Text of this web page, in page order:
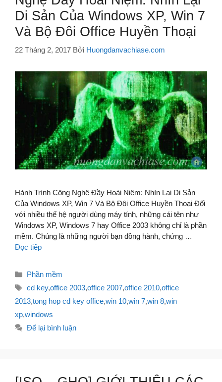
Di Sản Của Windows XP, Win 7
Và Bộ Đôi Office Huyền Thoại
22 Tháng 2, 2017 Bởi Huongdanvachiase.com
Hành Trình Công Nghệ Đầy Hoài Niệm: Nhìn Lại Di Sản
Của Windows XP, Win 7 Và Bộ Đôi Office Huyền Thoại Đối
với nhiều thế hệ người dùng máy tính, những cái tên như
Windows XP, Windows 7 hay Office 2003 không chỉ là phần
mềm. Chúng là những người bạn đồng hành, chứng …
Đọc tiếp
Danh
mục
Phần mềm
Thẻ
cd key,office 2003,office 2007,office 2010,office
2013,tong hop cd key office,win 10,win 7,win 8,win
xp,windows
Để lại bình luận